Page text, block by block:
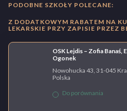
PODOBNE SZKOŁY POLECANE:
Z DODATKOWYM RABATEM NA
LEKARSKIE PRZY ZAPISIE PRZEZ
OSK Lejdis – Zofia Banaś,
Ogonek
Nowohucka 43, 31-045
Polska
Do porównania